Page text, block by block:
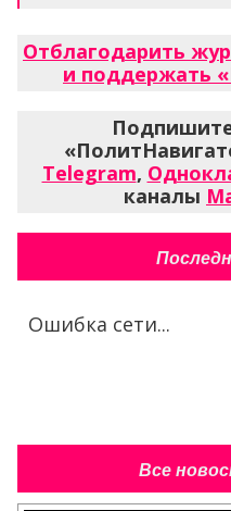
Отблагодарить
и поддержать
Telegram,
каналы
Ошибка сети...
Все